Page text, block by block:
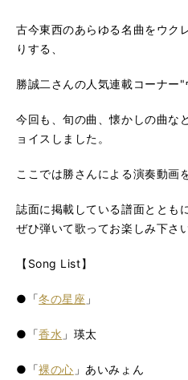
古今東西のあらゆる名曲をウク
りする、
勝誠二さんの人気連載コーナー"
今回も、旬の曲、懐かしの曲な
ョイスしました。
ここでは勝さんによる演奏動画
誌面に掲載している譜面ととも
ぜひ弾いて歌ってお楽しみ下さ
【Song List】
●「冬の星座 」
●「香水 」瑛太
●「裸の心 」あいみょん